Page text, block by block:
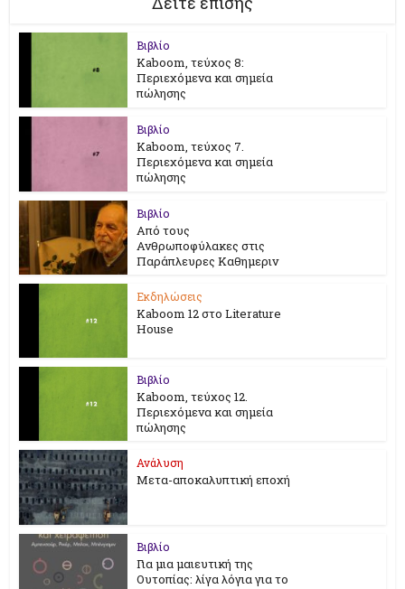
Βιβλίο
Kaboom, τεύχος 8:
Περιεχόμενα και σημεία
πώλησης
Βιβλίο
Kaboom, τεύχος 7.
Περιεχόμενα και σημεία
πώλησης
Βιβλίο
Από τους
Ανθρωποφύλακες στις
Παράπλευρες Καθημεριν
Εκδηλώσεις
Kaboom 12 στο Literature
House
Βιβλίο
Kaboom, τεύχος 12.
Περιεχόμενα και σημεία
πώλησης
Ανάλυση
Μετα-αποκαλυπτική εποχή
Βιβλίο
Για μια μαιευτική της
Ουτοπίας: λίγα λόγια για το